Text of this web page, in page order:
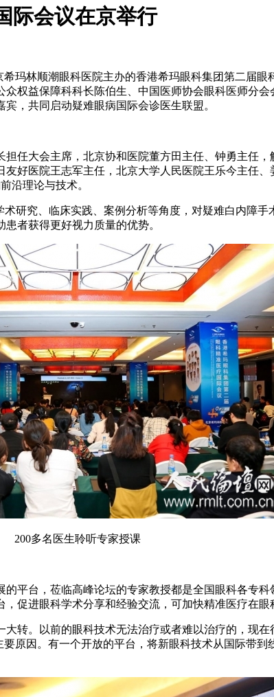
际会议在京举行
林顺潮眼科医院主办的香港希玛眼科集团第二届眼
权益保障科科长陈伯生、中国医师协会眼科医师分
，共同启动疑难眼病国际会诊医生联盟。
大会主席，北京协和医院董方田主任、钟勇主任，
好医院王志军主任，北京大学人民医院王乐今主任
沿理论与技术。
究、临床实践、案例分析等角度，对疑难白内障手
者获得更好视力质量的优势。
200多名医生聆听专家授课
台，莅临高峰论坛的专家教授都是全国眼科各专科
促进眼科学术分享和经验交流，可加快精准医疗在眼
。以前的眼科技术无法治疗或者难以治疗的，现在
原因。有一个开放的平台，将新眼科技术从国际带